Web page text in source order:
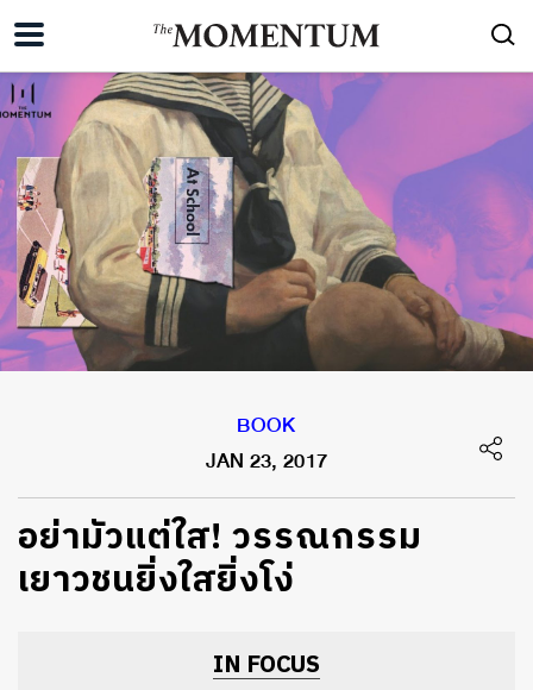
BOOK
JAN 23, 2017
อย่ามัวแต่ใส! วรรณกรรม
เยาวชนยิ่งใสยิ่งโง่
IN FOCUS